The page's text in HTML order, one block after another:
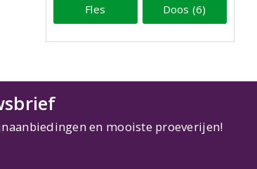
Fles Doos (6)
en mooiste proeverijen!